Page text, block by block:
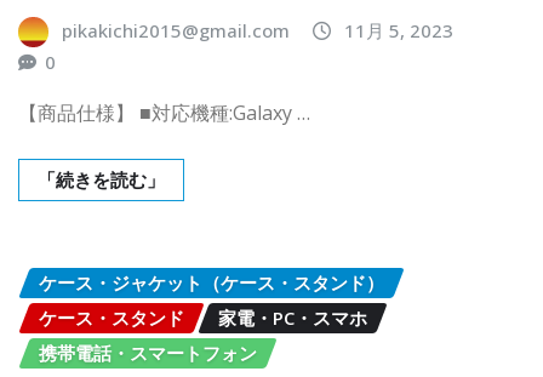
pikakichi2015@gmail.com
11月 5, 2023
0
【商品仕様】 ■対応機種:Galaxy …
「続きを読む」
ケース・ジャケット（ケース・スタンド）
ケース・スタンド
家電・PC・スマホ
携帯電話・スマートフォン